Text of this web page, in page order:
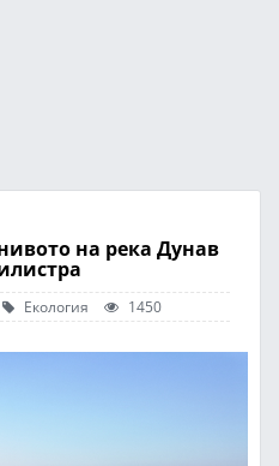
на река Дунав
Екология 1450